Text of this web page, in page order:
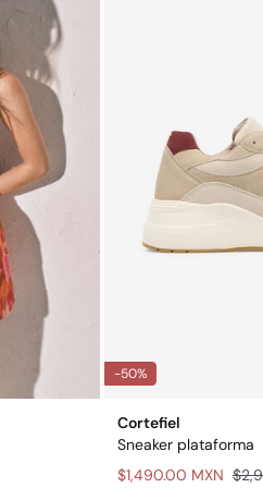
-50%
Cortefiel
Sneaker plataforma
$1,490.00 MXN